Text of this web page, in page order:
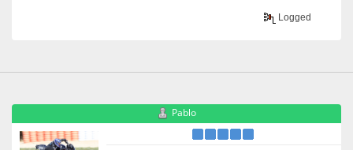
Logged
Pablo